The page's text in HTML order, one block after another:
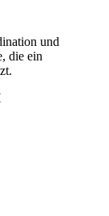
und
die ein